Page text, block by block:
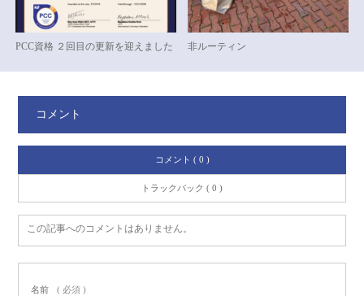
PCC資格 ２回目の更新を迎えました 非ルーティン
コメント
コメント ( 0 )
トラックバック ( 0 )
この記事へのコメントはありません。
名前 ( 必須 )